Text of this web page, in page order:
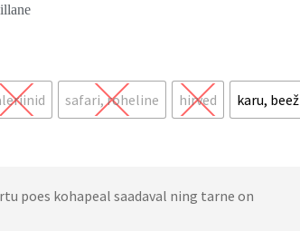
safari, roheline hirved karu, beež
poes kohapeal saadaval ning tarne on